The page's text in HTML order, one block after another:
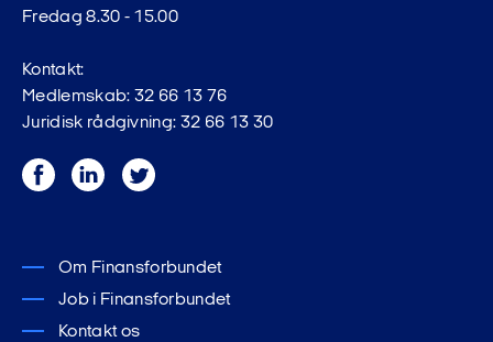
Fredag 8.30 - 15.00
Kontakt:
Medlemskab: 32 66 13 76
Juridisk rådgivning: 32 66 13 30
FacebookLinkedInTwitter
Om Finansforbundet
Job i Finansforbundet
Kontakt os